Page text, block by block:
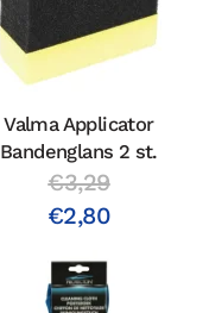
Valma Applicator
Bandenglans 2 st.
€3,29
€2,80